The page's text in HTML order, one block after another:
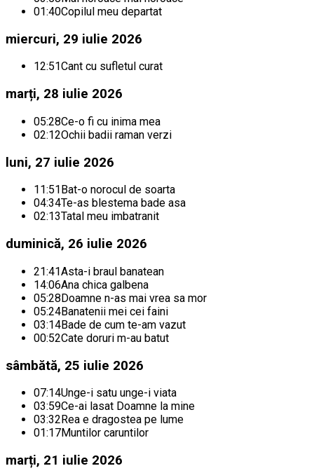
01:40Copilul meu departat
miercuri, 29 iulie 2026
12:51Cant cu sufletul curat
marți, 28 iulie 2026
05:28Ce-o fi cu inima mea
02:12Ochii badii raman verzi
luni, 27 iulie 2026
11:51 Bat-o norocul de soarta
04:34Te-as blestema bade asa
02:13Tatal meu imbatranit
duminică, 26 iulie 2026
21:41Asta-i braul banatean
14:06Ana chica galbena
05:28Doamne n-as mai vrea sa mor
05:24Banatenii mei cei faini
03:14Bade de cum te-am vazut
00:52Cate doruri m-au batut
sâmbătă, 25 iulie 2026
07:14Unge-i satu unge-i viata
03:59Ce-ai lasat Doamne la mine
03:32 Rea e dragostea pe lume
01:17Muntilor caruntilor
marți, 21 iulie 2026